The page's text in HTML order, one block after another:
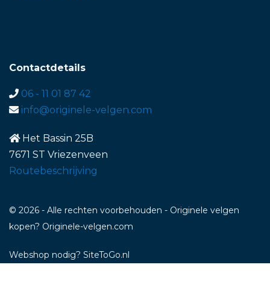
Contactdetails
06 - 11 01 87 42
info@originele-velgen.com
Het Bassin 25B
7671 ST Vriezenveen
Routebeschrijving
© 2026 - Alle rechten voorbehouden - Originele velgen
kopen? Originele-velgen.com
Webshop nodig? SiteToGo.nl